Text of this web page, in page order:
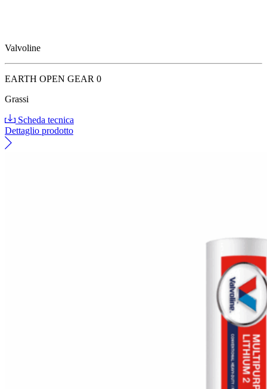
Valvoline
EARTH OPEN GEAR 0
Grassi
Scheda tecnica
Dettaglio prodotto